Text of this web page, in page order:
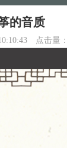
的音质
点击量：